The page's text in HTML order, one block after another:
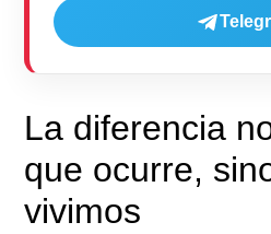
La diferencia
que ocurre,
vivimos